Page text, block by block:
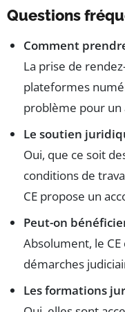
Questions
Comment
La prise de
plateformes
problème pour un
Le soutien
Oui, que ce soit
conditions de
CE propose un
Peut-on
Absolument, le
démarches
Les formations